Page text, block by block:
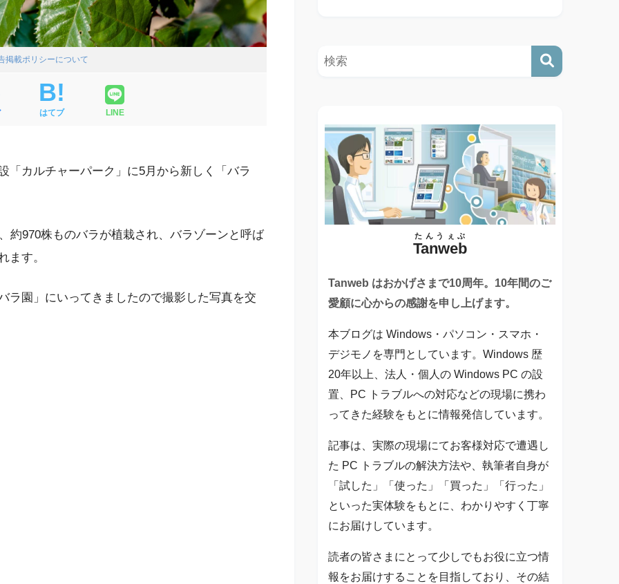
掲載ポリシーについて
はてブ LINE
「カルチャーパーク」に5月から新しく「バラ
約970株ものバラが植栽され、バラゾーンと呼ば
ます。
ラ園」にいってきましたので撮影した写真を交
Tanweb
たんうぇぶ
Tanweb はおかげさまで10周年。10年間のご
愛顧に心からの感謝を申し上げます。
本ブログは Windows・パソコン・スマホ・
デジモノを専門としています。Windows 歴
20年以上、法人・個人の Windows PC の設
置、PC トラブルへの対応などの現場に携わ
ってきた経験をもとに情報発信しています。
記事は、実際の現場にてお客様対応で遭遇し
た PC トラブルの解決方法や、執筆者自身が
「試した」「使った」「買った」「行った」
といった実体験をもとに、わかりやすく丁寧
にお届けしています。
読者の皆さまにとって少しでもお役に立つ情
報をお届けすることを目指しており、その結